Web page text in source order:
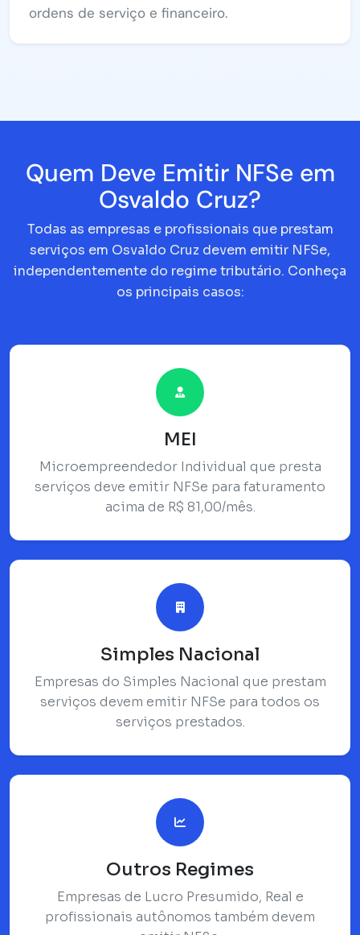
ordens de serviço e financeiro.
Quem Deve Emitir NFSe em
Osvaldo Cruz?
Todas as empresas e profissionais que prestam
serviços em Osvaldo Cruz devem emitir NFSe,
independentemente do regime tributário. Conheça
os principais casos:
MEI
Microempreendedor Individual que presta
serviços deve emitir NFSe para faturamento
acima de R$ 81,00/mês.
Simples Nacional
Empresas do Simples Nacional que prestam
serviços devem emitir NFSe para todos os
serviços prestados.
Outros Regimes
Empresas de Lucro Presumido, Real e
profissionais autônomos também devem